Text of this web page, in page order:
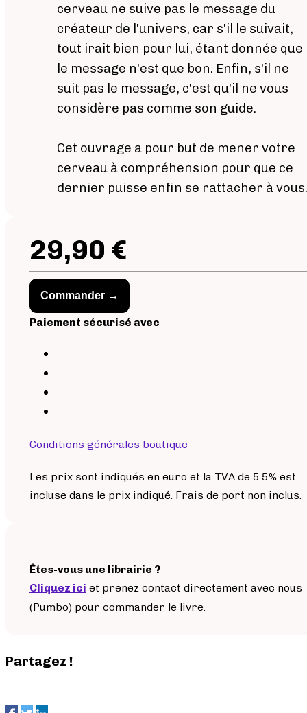
cerveau ne suive pas le message du
créateur de l'univers, car s'il le suivait,
tout irait bien pour lui, étant donnée que
le message n'est que bon. Enfin, s'il ne
suit pas le message, c'est qu'il ne vous
considère pas comme son guide.
Cet ouvrage a pour but de mener votre
cerveau à compréhension pour que ce
dernier puisse enfin se rattacher à vous.
29,90 €
Commander →
Paiement sécurisé avec
Conditions générales boutique
Les prix sont indiqués en euro et la TVA de 5.5% est
incluse dans le prix indiqué. Frais de port non inclus.
Êtes-vous une librairie ?
Cliquez ici et prenez contact directement avec nous
(Pumbo) pour commander le livre.
Partagez !